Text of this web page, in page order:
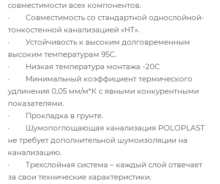
совместимости всех компонентов.
· Совместимость со стандартной однослойной-
тонкостенной канализацией «НТ».
· Устойчивость к высоким долговременным
высоким температурам 95С.
· Низкая температура монтажа -20С
· Минимальный коэффициент термического
удлинения 0,05 мм/м*К с явными конкурентными
показателями.
· Прокладка в грунте.
· Шумопоглощающая канализация POLOPLAST
не требует дополнительной шумоизоляции на
канализацию.
· Трехслойная система – каждый слой отвечает
за свои технические характеристики.